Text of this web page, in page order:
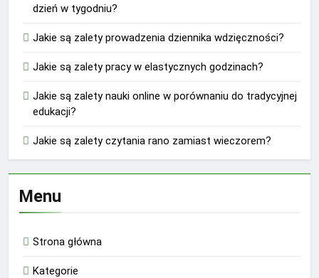
dzień w tygodniu?
Jakie są zalety prowadzenia dziennika wdzięczności?
Jakie są zalety pracy w elastycznych godzinach?
Jakie są zalety nauki online w porównaniu do tradycyjnej
edukacji?
Jakie są zalety czytania rano zamiast wieczorem?
Menu
Strona główna
Kategorie